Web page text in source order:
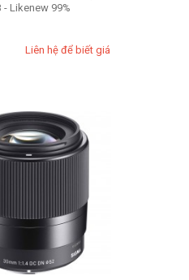
- Likenew 99%
Liên hệ để biết giá